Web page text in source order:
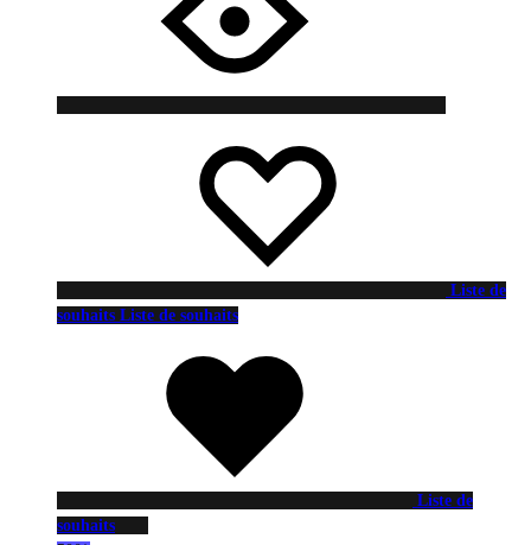
Liste de
souhaits Liste de souhaits
Liste de
souhaits